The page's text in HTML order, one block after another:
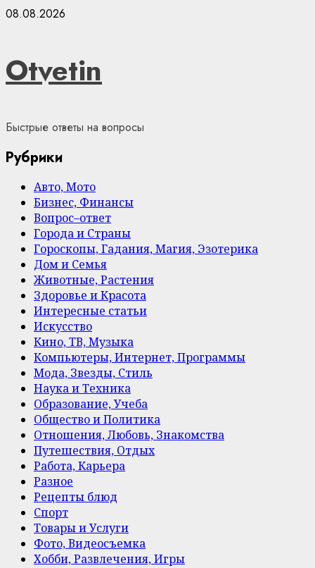
Skip
08.08.2026
Otvetin
Быстрые ответы на вопросы
Рубрики
Авто, Мото
Бизнес, Финансы
Вопрос–ответ
Города и Страны
Гороскопы, Гадания, Магия, Эзотерика
Дом и Семья
Животные, Растения
Здоровье и Красота
Интересные статьи
Искусство
Кино, ТВ, Музыка
Компьютеры, Интернет, Программы
Мода, Звезды, Стиль
Наука и Техника
Образование, Учеба
Общество и Политика
Отношения, Любовь, Знакомства
Путешествия, Отдых
Работа, Карьера
Разное
Рецепты блюд
Спорт
Товары и Услуги
Фото, Видеосъемка
Хобби, Развлечения, Игры